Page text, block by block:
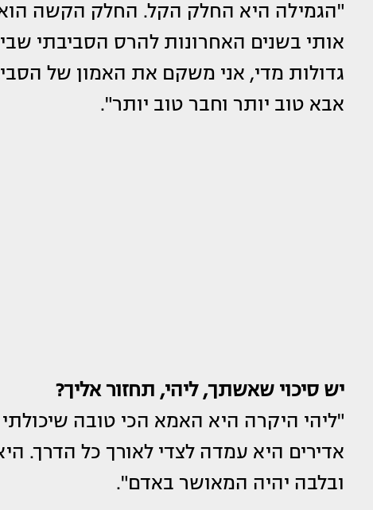
"הגמילה היא החלק הקל. החלק הקשה הוא
אותי בשנים האחרונות להרס הסביבתי
גדולות מדי, אני משקם את האמון של
אבא טוב יותר וחבר טוב יותר".
יש סיכוי שאשתך, ליהי, תחזור אליך?
"ליהי היקרה היא האמא הכי טובה
אדירים היא עמדה לצדי לאורך כל הדרך.
ובלבה יהיה המאושר באדם".